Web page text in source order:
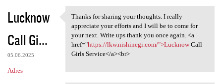
Lucknow
Call Gi...
05.06.2025
Adres
Thanks for sharing your
Thanks for sharing your thoughts. I really
appreciate your efforts and I will be to come for
your next. Write ups thank you once again. <a
href="https://lkw.nishinegi.com/">LucknowCall
Girls Service</a><br>